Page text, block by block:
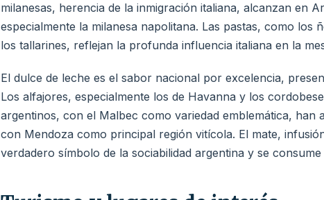
milanesas, herencia de la inmigración italiana, alcanzan en
especialmente la milanesa napolitana. Las pastas, como los
los tallarines, reflejan la profunda influencia italiana en la
El dulce de leche es el sabor nacional por excelencia,
Los alfajores, especialmente los de Havanna y los
argentinos, con el Malbec como variedad emblemática, han
con Mendoza como principal región vitícola. El mate,
verdadero símbolo de la sociabilidad argentina y se